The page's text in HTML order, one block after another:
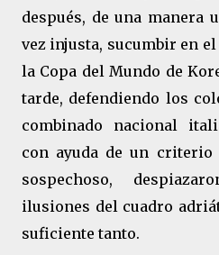
después, de una manera
vez injusta, sucumbir en
la Copa del Mundo de
tarde, defendiendo los
combinado nacional
con ayuda de un
sospechoso,
ilusiones del cuadro
suficiente tanto.